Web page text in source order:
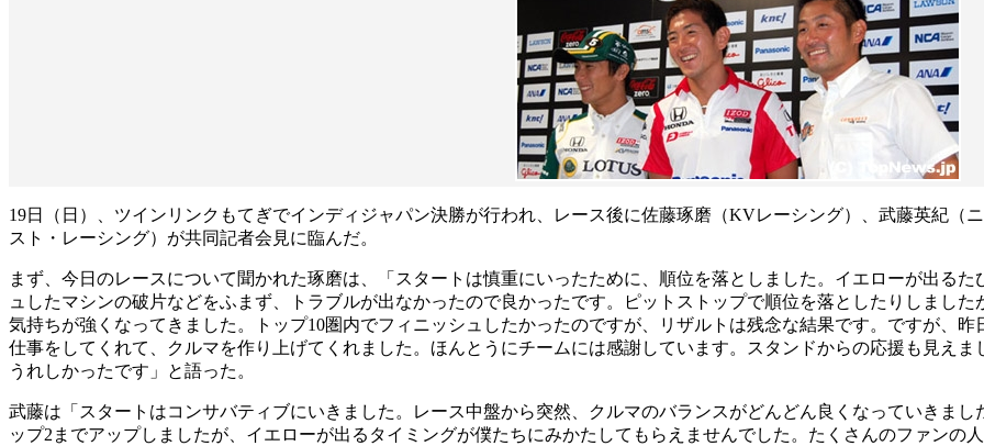
19日（日）、ツインリンクもてぎでインディジャパン決勝が行われ、レース後に佐藤琢磨（KVレーシング）、武藤英紀（
スト・レーシング）が共同記者会見に臨んだ。
まず、今日のレースについて聞かれた琢磨は、「スタートは慎重にいったために、順位を落としました。イエローが出る
ュしたマシンの破片などをふまず、トラブルが出なかったので良かったです。ピットストップで順位を落としたりしまし
気持ちが強くなってきました。トップ10圏内でフィニッシュしたかったのですが、リザルトは残念な結果です。ですが、
仕事をしてくれて、クルマを作り上げてくれました。ほんとうにチームには感謝しています。スタンドからの応援も見え
うれしかったです」と語った。
武藤は「スタートはコンサバティブにいきました。レース中盤から突然、クルマのバランスがどんどん良くなっていきま
ップ2までアップしましたが、イエローが出るタイミングが僕たちにみかたしてもらえませんでした。たくさんのファンの